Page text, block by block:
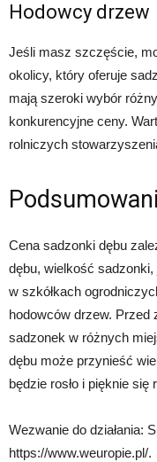
Hodowcy drzew
Jeśli masz szczęście,
okolicy, który oferuje
mają szeroki wybór
konkurencyjne ceny.
rolniczych
Cena sadzonki dębu
dębu, wielkość
w szkółkach
hodowców drzew. Przed
sadzonek w różnych
dębu może przynieść
będzie rosło i pięknie się
Wezwanie do działania:
https://www.weuropie.pl/.